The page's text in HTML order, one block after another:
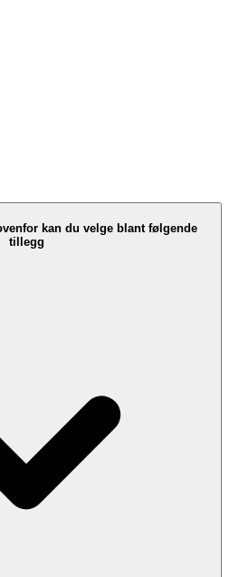
kan du velge blant følgende
tillegg